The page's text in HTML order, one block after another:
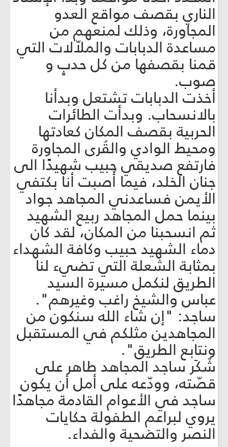
الناري بقصف مواقع العدو
المجاورة، وذلك لمنعهم من
مساعدة الدبابات والملاّلات التي
قمنا بقصفها من كل حدبٍ و
صوب.
أخذت الدبابات تشتعل وبدأنا
بالانسحاب. وبدأت الطائرات
الحربية بقصف المكان كعادتها
ومحيط الوادي والقُرى المجاورة
فارتفع صديقي حبيب شهيدًا الى
جنان الخلد، فيما أُصبت أنا بكتفي
الأيمن فساعدني المجاهد جواد
بينما حمل المجاهد ربيع الشهيد
ثم انسحبنا من المكان، لقد كان
دماء الشهيد حبيب وكافة الشهداء
بمثابة الشعلة التي تضيء لنا
الطريق لنكمل مسيرة السيد
عباس والشيخ راغب وغيرهم".
ساجد: "إن شاء الله سنكون من
المجاهدين مثلكم في المستقبل
ونتابع الطريق".
شَکَر ساجد المجاهد طاهر على
قصّته، وودّعه على أمل أن يكون
ساجد في الأعوام القادمة مجاهدًا
يروي لبراعم الطفولة حكايات
النصر والتضحية والفداء.